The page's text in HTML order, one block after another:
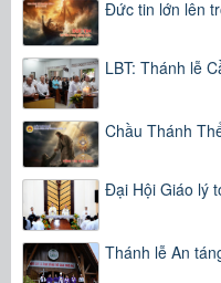
Đức tin lớn lên
LBT: Thánh lễ
Chầu Thánh
Đại Hội Giáo lý
Thánh lễ An